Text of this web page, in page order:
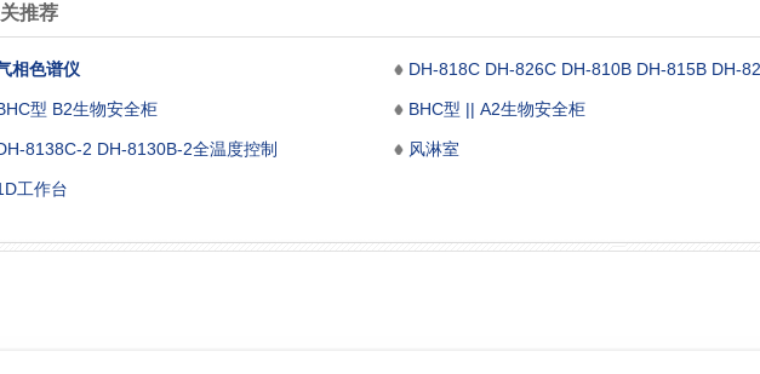
推荐
相色谱仪
型 B2生物安全柜 BHC型 || A2生物安全柜
8138C-2 DH-8130B-2全温度控制 风淋室
工作台